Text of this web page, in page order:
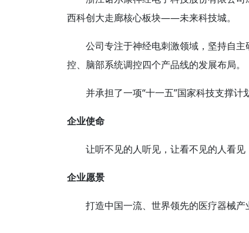
西科创大走廊核心板块——未来科技城。
公司专注于神经电刺激领域，坚持自
控、脑部系统调控四个产品线的发展布局。
并承担了一项“十一五”国家科技支撑计
企业使命
让听不见的人听见，让看不见的人看
企业愿景
打造中国一流、世界领先的医疗器械产